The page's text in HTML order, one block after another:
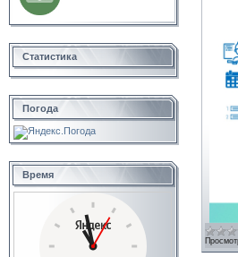
Статистика
Погода
Время